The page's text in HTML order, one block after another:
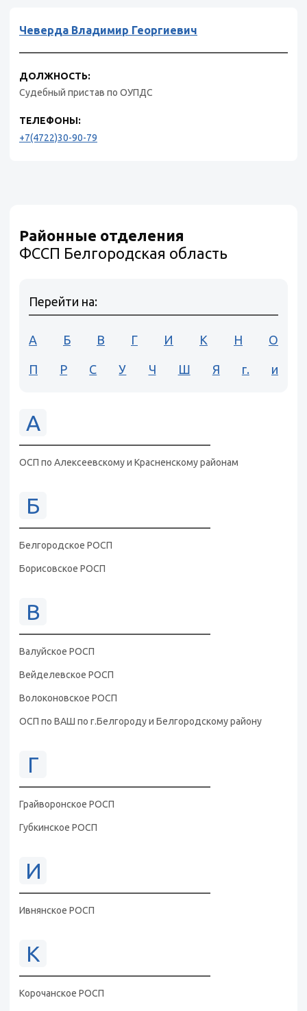
Чеверда Владимир Георгиевич
ДОЛЖНОСТЬ:
Судебный пристав по ОУПДС
ТЕЛЕФОНЫ:
+7(4722)30-90-79
Районные отделения
ФССП Белгородская область
Перейти на:
А Б В Г И К Н О
П Р С У Ч Ш Я г. и
А
ОСП по Алексеевскому и Красненскому районам
Б
Белгородское РОСП
Борисовское РОСП
В
Валуйское РОСП
Вейделевское РОСП
Волоконовское РОСП
ОСП по ВАШ по г.Белгороду и Белгородскому району
Г
Грайворонское РОСП
Губкинское РОСП
И
Ивнянское РОСП
К
Корочанское РОСП